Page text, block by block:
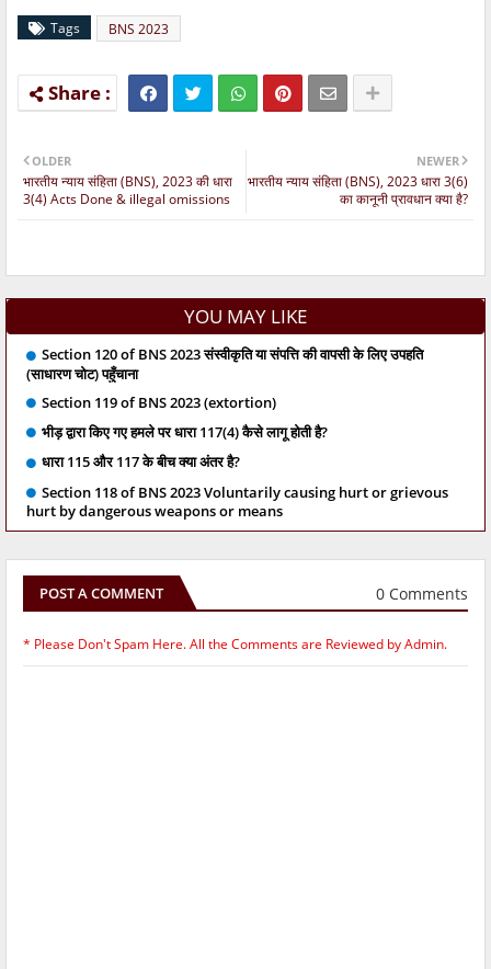
Tags BNS 2023
NEWER
भारतीय न्याय संहिता (BNS), 2023 धारा 3(6)
का कानूनी प्रावधान क्या है?
OLDER
भारतीय न्याय संहिता (BNS), 2023 की धारा
3(4) Acts Done & illegal omissions
YOU MAY LIKE
Section 120 of BNS 2023 संस्वीकृति या संपत्ति की वापसी के लिए उपहति
(साधारण चोट) पहुँचाना
Section 119 of BNS 2023 (extortion)
भीड़ द्वारा किए गए हमले पर धारा 117(4) कैसे लागू होती है?
धारा 115 और 117 के बीच क्या अंतर है?
Section 118 of BNS 2023 Voluntarily causing hurt or grievous
hurt by dangerous weapons or means
POST A COMMENT 0 Comments
* Please Don't Spam Here. All the Comments are Reviewed by Admin.